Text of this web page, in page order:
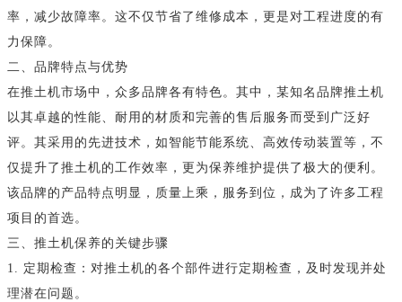
率，减少故障率。这不仅节省了维修成本，更是对工程进度的有
力保障。
二、品牌特点与优势
在推土机市场中，众多品牌各有特色。其中，某知名品牌推土机
以其卓越的性能、耐用的材质和完善的售后服务而受到广泛好
评。其采用的先进技术，如智能节能系统、高效传动装置等，不
仅提升了推土机的工作效率，更为保养维护提供了极大的便利。
该品牌的产品特点明显，质量上乘，服务到位，成为了许多工程
项目的首选。
三、推土机保养的关键步骤
1. 定期检查：对推土机的各个部件进行定期检查，及时发现并处
理潜在问题。